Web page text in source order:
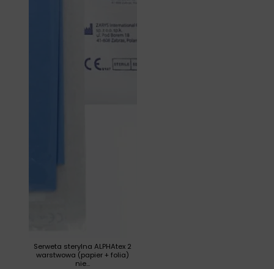
Serweta sterylna ALPHAtex 2
warstwowa (papier + folia)
nie...